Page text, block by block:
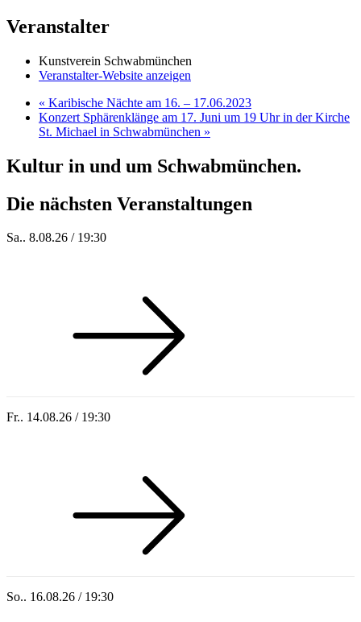
Veranstalter
Kunstverein Schwabmünchen
Veranstalter-Website anzeigen
« Karibische Nächte am 16. – 17.06.2023
Konzert Sphärenklänge am 17. Juni um 19 Uhr in der Kirche
St. Michael in Schwabmünchen »
Kultur in und um Schwabmünchen.
Die nächsten Veranstaltungen
Sa.. 8.08.26 / 19:30
Fr.. 14.08.26 / 19:30
So.. 16.08.26 / 19:30